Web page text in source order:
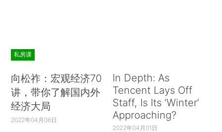
私房课
向松祚：宏观经济70
讲，带你了解国内外
经济大局
2022年04月06日
In Depth: As
Tencent Lays Off
Staff, Is Its ‘Winter’
Approaching?
2022年04月01日